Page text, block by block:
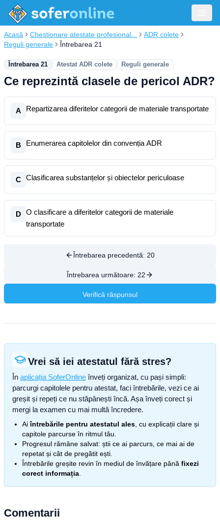
Acasă Chestionare atestate profesional...
ADR colete
Reguli generale
Întrebarea 21
Întrebarea 21 Atestat ADR colete Reguli generale
Ce reprezintă clasele de pericol ADR?
A Repartizarea diferitelor categorii de materiale transportate
B Enumerarea capitolelor din convenția ADR
C Clasificarea substanțelor și obiectelor periculoase
D
O clasificare a diferitelor categorii de materiale
transportate
Întrebarea precedentă: 20
Întrebarea următoare: 22
Verifică răspunsul
Vrei să iei atestatul fără stres?
În aplicația SoferOnline înveți organizat, cu pași simpli:
parcurgi capitolele pentru atestat, faci întrebările, vezi ce ai
greșit și repeți ce nu stăpânești încă. Așa înveți corect și
mergi la examen cu mai multă încredere.
Aiîntrebările pentru atestatul ales , cu explicații clare și
capitole parcurse în ritmul tău.
Progresul rămâne salvat: știi ce ai parcurs, ce mai ai de
repetat și cât de pregătit ești.
Întrebările greșite revin în mediul de învățare până fixezi
corect informația
Comentarii